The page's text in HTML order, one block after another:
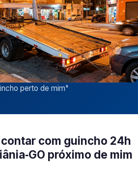
perto de mim"
com guincho 24h
próximo de mim